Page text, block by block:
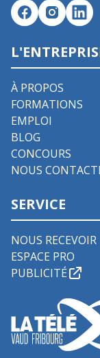
À PROPOS
FORMATIONS
EMPLOI
BLOG
CONCOURS
NOUS
SERVICE
NOUS RECEVOIR
ESPACE PRO
PUBLICITÉ